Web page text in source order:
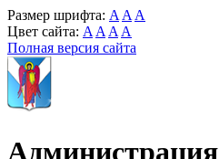
Размер шрифта: A A A
Цвет сайта: A A A A
Полная версия сайта
Администрация